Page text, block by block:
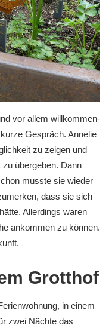
vor allem willkommen-
Gespräch. Annelie
zu zeigen und
übergeben. Dann
musste sie wieder
dass sie sich
Allerdings waren
ankommen zu können.
Grotthof
in einem
zwei Nächte das